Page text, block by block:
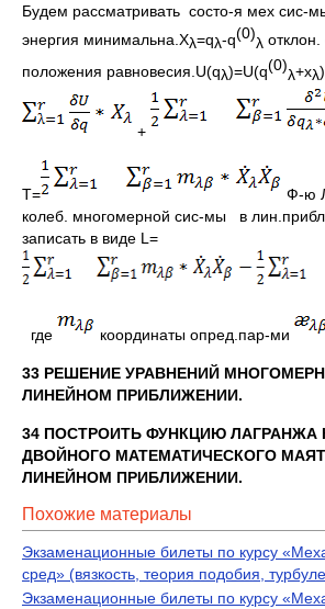
Будем рассматривать состо-я мех сис-
энергия минимальна.Xλ=qλ-q(0)
λ
положения равновесия.U(qλ)=U(q(0)
λ+xλ
+
T=
Ф-ю
колеб. многомерной сис-мы в
записать в виде L=
где координаты опред.пар-ми
33 РЕШЕНИЕ УРАВНЕНИЙ
ЛИНЕЙНОМ ПРИБЛИЖЕНИИ.
34 ПОСТРОИТЬ ФУНКЦИЮ ЛАГРАНЖА
ДВОЙНОГО МАТЕМАТИЧЕСКОГО
ЛИНЕЙНОМ ПРИБЛИЖЕНИИ.
Похожие материалы
Экзаменационные билеты по курсу
сред» (вязкость, теория подобия,
Экзаменационные билеты по курсу